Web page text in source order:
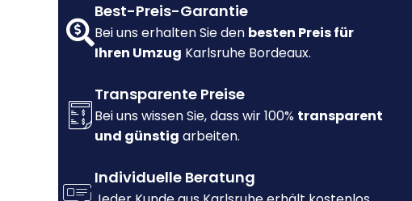
Best-Preis-Garantie
Bei uns erhalten Sie den besten Preis für
Ihren Umzug Karlsruhe Bordeaux.
Transparente Preise
Bei uns wissen Sie, dass wir 100% transparent
und günstig arbeiten.
Individuelle Beratung